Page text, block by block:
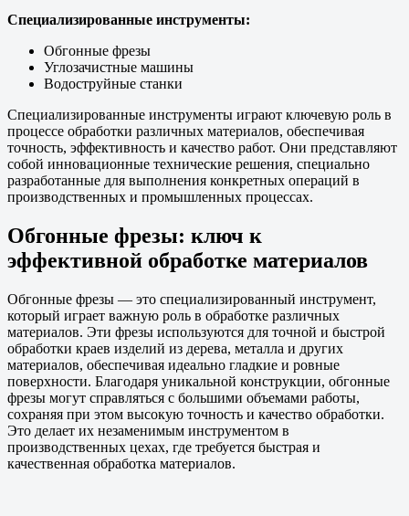
Специализированные инструменты:
Обгонные фрезы
Углозачистные машины
Водоструйные станки
Специализированные инструменты играют ключевую роль в
процессе обработки различных материалов, обеспечивая
точность, эффективность и качество работ. Они представляют
собой инновационные технические решения, специально
разработанные для выполнения конкретных операций в
производственных и промышленных процессах.
Обгонные фрезы: ключ к
эффективной обработке материалов
Обгонные фрезы — это специализированный инструмент,
который играет важную роль в обработке различных
материалов. Эти фрезы используются для точной и быстрой
обработки краев изделий из дерева, металла и других
материалов, обеспечивая идеально гладкие и ровные
поверхности. Благодаря уникальной конструкции, обгонные
фрезы могут справляться с большими объемами работы,
сохраняя при этом высокую точность и качество обработки.
Это делает их незаменимым инструментом в
производственных цехах, где требуется быстрая и
качественная обработка материалов.